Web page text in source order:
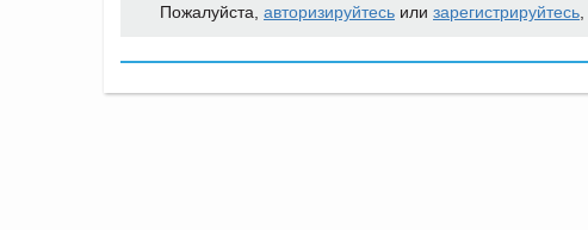
Пожалуйста, авторизируйтесь или зарегистрируйтесь